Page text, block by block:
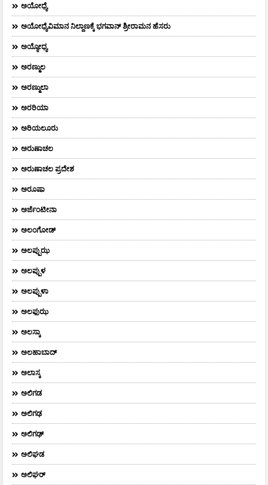
ಅಯೋಧ್ಯೆ
ಅಯೋಧ್ಯೆವಿಮಾನ ನಿಲ್ದಾಣಕ್ಕೆ ಭಗವಾನ್ ಶ್ರೀರಾಮನ ಹೆಸರು
ಅಯ್ಯೋಧ್ಯ
ಅರಣ್ಮುಲ
ಅರಣ್ಮುಲಾ
ಅರರಿಯಾ
ಅರಿಯಲೂರು
ಅರುಣಾಚಲ
ಅರುಣಾಚಲ ಪ್ರದೇಶ
ಅರೂಷಾ
ಅರ್ಜೆಂಟೀನಾ
ಅಲಂಗೋಡ್
ಅಲಪ್ಪುಝ
ಅಲಪ್ಪುಳ
ಅಲಪ್ಪುಳಾ
ಅಲಫುಝ
ಅಲಸ್ಕಾ
ಅಲಹಾಬಾದ್
ಅಲಾಸ್ಕ
ಅಲಿಗಡ
ಅಲಿಗಢ
ಅಲಿಗಢ್
ಅಲಿಘಡ
ಅಲಿಘರ್